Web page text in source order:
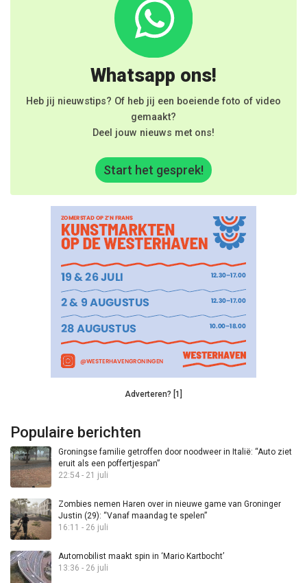
Whatsapp ons!
Heb jij nieuwstips? Of heb jij een boeiende foto of video
gemaakt?
Deel jouw nieuws met ons!
Start het gesprek!
Adverteren? [1]
Populaire berichten
Groningse familie getroffen door noodweer in Italië: “Auto ziet
eruit als een poffertjespan”
22:54 - 21 juli
Zombies nemen Haren over in nieuwe game van Groninger
Justin (29): “Vanaf maandag te spelen”
16:11 - 26 juli
Automobilist maakt spin in ‘Mario Kartbocht’
13:36 - 26 juli